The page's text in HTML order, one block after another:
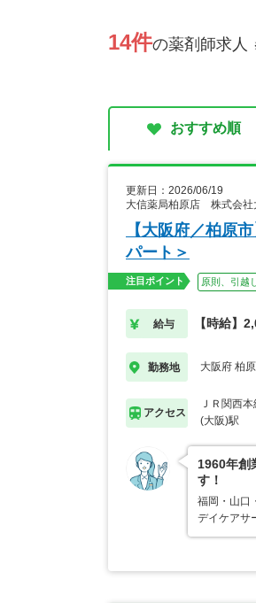
14件の薬剤師求人
おすすめ順
更新日：2026/06/19
大信薬局柏原店 株式会社
【大阪府／柏原
パート＞
注目ポイント 原則、引越
給与 【時給】
勤務地 大阪府 柏
アクセス
ＪＲ関西
(大阪)駅
1960年創
す！
福岡・山口
デイケアサ